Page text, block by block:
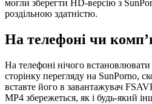
могли зберегти HD-версію з
роздільною здатністю.
На телефоні чи
На телефоні нічого
сторінку перегляду на SunPorno,
вставте його в завантажувач
MP4 збережеться, як і будь-який